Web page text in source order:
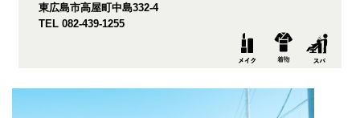
東広島市高屋町中島332-4
TEL 082-439-1255